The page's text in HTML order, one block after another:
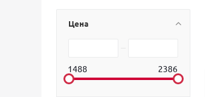
Цена
1488 2386